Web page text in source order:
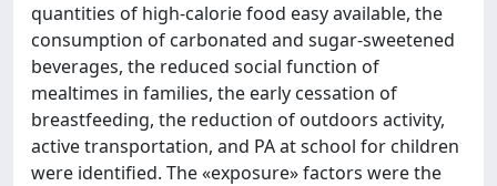
quantities of high-calorie food easy available, the
consumption of carbonated and sugar-sweetened
beverages, the reduced social function of
mealtimes in families, the early cessation of
breastfeeding, the reduction of outdoors activity,
active transportation, and PA at school for children
were identified. The «exposure» factors were the